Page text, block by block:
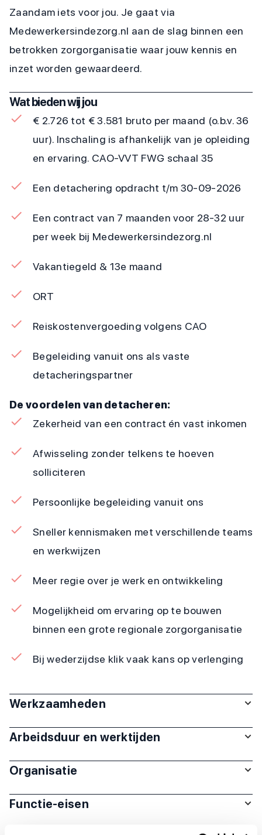
Zaandam iets voor jou. Je gaat via
Medewerkersindezorg.nl aan de slag binnen een
betrokken zorgorganisatie waar jouw kennis en
inzet worden gewaardeerd.
Wat bieden wij jou
€ 2.726 tot € 3.581 bruto per maand (o.b.v. 36
uur). Inschaling is afhankelijk van je opleiding
en ervaring. CAO-VVT FWG schaal 35
Een detachering opdracht t/m 30-09-2026
Een contract van 7 maanden voor 28-32 uur
per week bij Medewerkersindezorg.nl
Vakantiegeld & 13e maand
ORT
Reiskostenvergoeding volgens CAO
Begeleiding vanuit ons als vaste
detacheringspartner
De voordelen van detacheren:
Zekerheid van een contract én vast inkomen
Afwisseling zonder telkens te hoeven
solliciteren
Persoonlijke begeleiding vanuit ons
Sneller kennismaken met verschillende teams
en werkwijzen
Meer regie over je werk en ontwikkeling
Mogelijkheid om ervaring op te bouwen
binnen een grote regionale zorgorganisatie
Bij wederzijdse klik vaak kans op verlenging
Werkzaamheden
Arbeidsduur en werktijden
Organisatie
Functie-eisen